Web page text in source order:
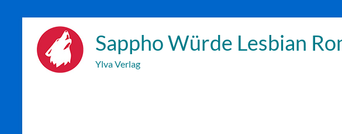
Inhalt
wechseln
Sappho Würde Lesbian
Ylva Verlag